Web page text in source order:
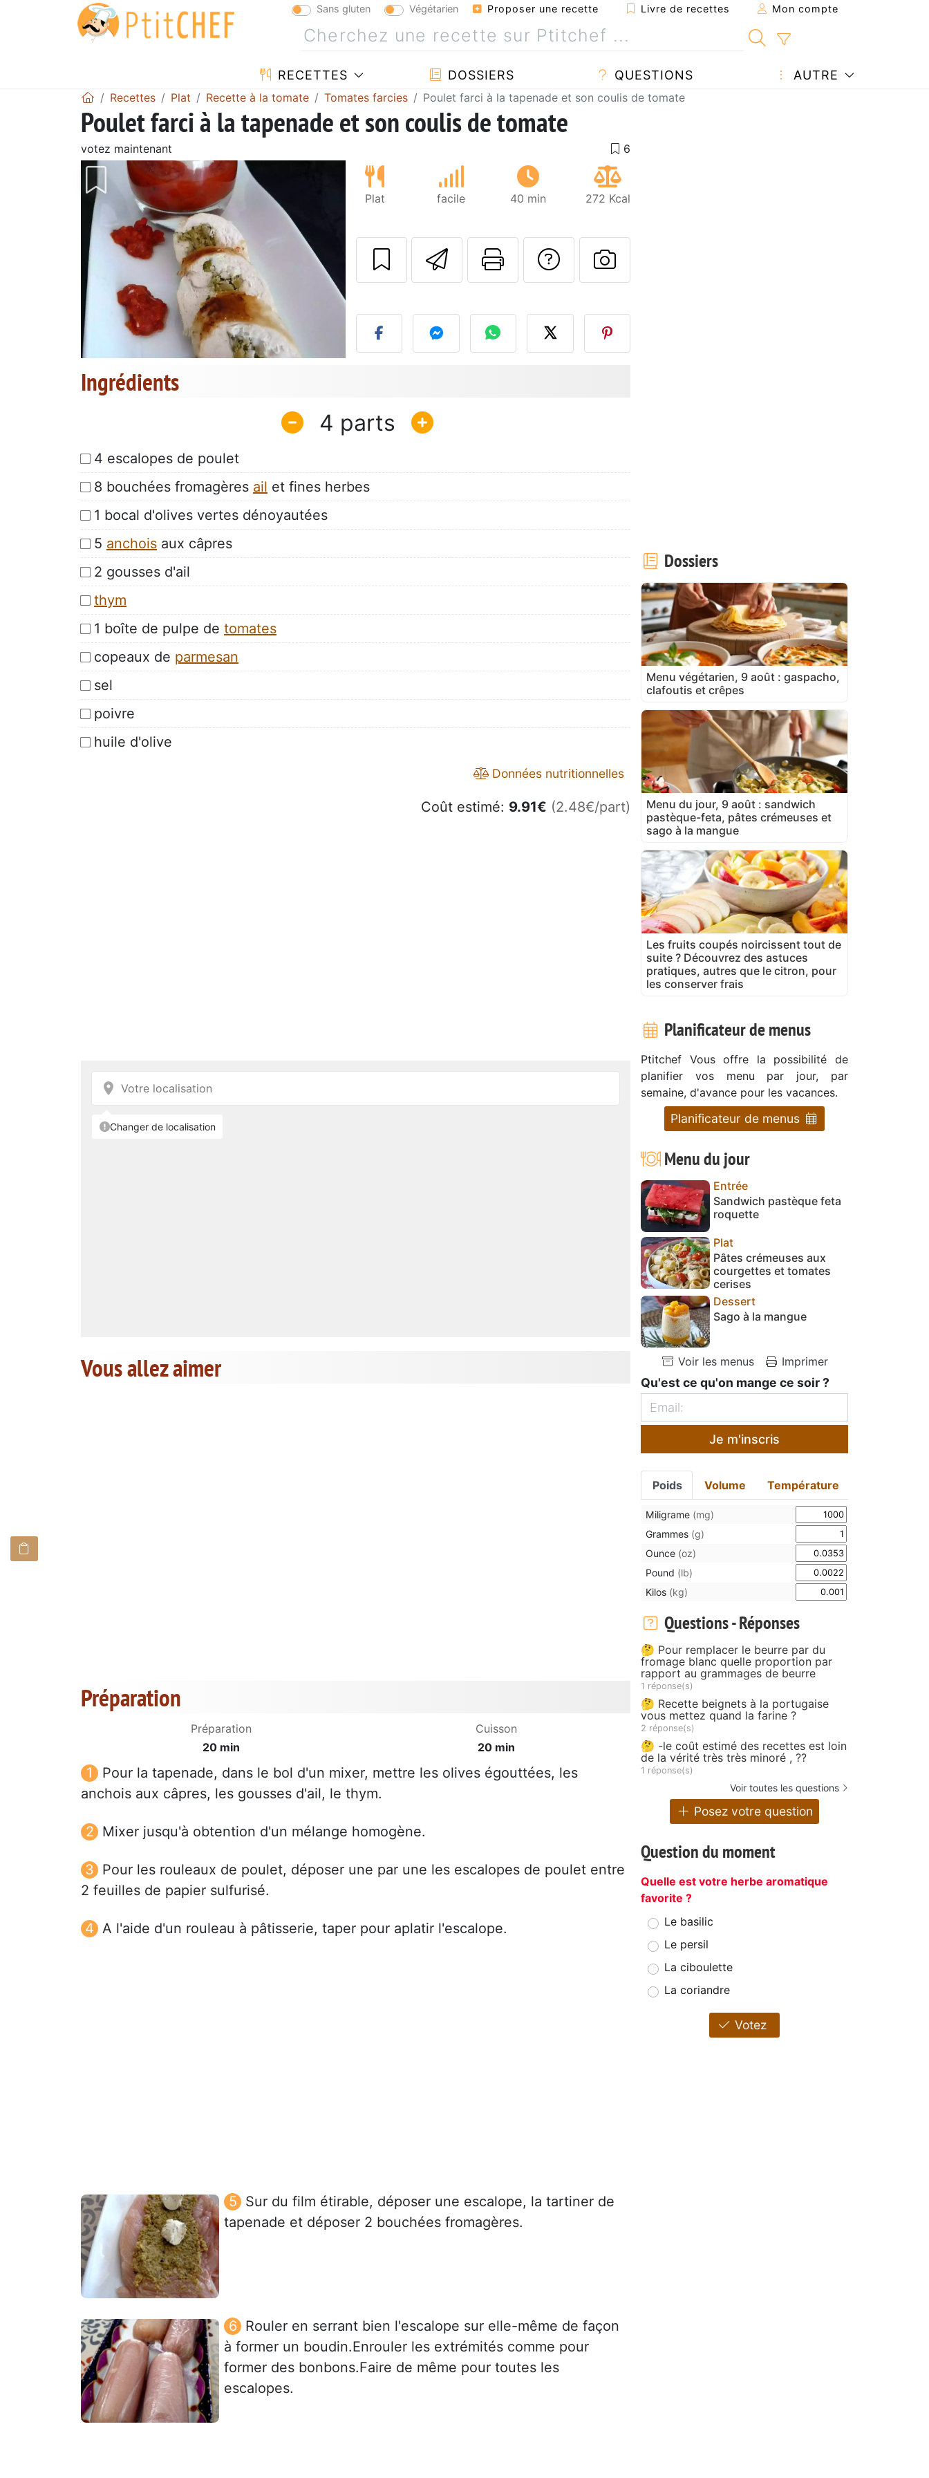
Sans gluten Végétarien Proposer une recette Livre de recettes Mon compte
RECETTES DOSSIERS QUESTIONS AUTRE
Recettes Plat Recette à la tomate Tomates farcies Poulet farci à la tapenade et son coulis de tomate
Poulet farci à la tapenade et son coulis de tomate
votez maintenant
Plat facile 40 min 272 Kcal
Envoyer cette recette à un ami
Imprimer cette page
Poser une question à l'auteur
Publier votre photo de cette
Ingrédients
4
4 escalopes de poulet
8 bouchées fromagères ail et fines herbes
1 bocal d'olives vertes dénoyautées
5 anchois aux câpres
2 gousses d'ail
thym
1 boîte de pulpe de tomates
copeaux de parmesan
sel
poivre
huile d'olive
Données nutritionnelles
Coût estimé: 9.91€ (2.48€/part)
Vous allez aimer
Préparation
Préparation
20 min
Cuisson
20 min
Pour la tapenade, dans le bol d'un mixer, mettre les olives égouttées, les
anchois aux câpres, les gousses d'ail, le thym.
Mixer jusqu'à obtention d'un mélange homogène.
Pour les rouleaux de poulet, déposer une par une les escalopes de poulet entre
2 feuilles de papier sulfurisé.
A l'aide d'un rouleau à pâtisserie, taper pour aplatir l'escalope.
Sur du film étirable, déposer une escalope, la tartiner de
tapenade et déposer 2 bouchées fromagères.
Rouler en serrant bien l'escalope sur elle-même de façon
à former un boudin.Enrouler les extrémités comme pour
former des bonbons.Faire de même pour toutes les
escalopes.
Dossiers
Menu végétarien, 9 août : gaspacho,
clafoutis et crêpes
Menu du jour, 9 août : sandwich
pastèque-feta, pâtes crémeuses et
sago à la mangue
Les fruits coupés noircissent tout de
suite ? Découvrez des astuces
pratiques, autres que le citron, pour
les conserver frais
Planificateur de menus
Ptitchef Vous offre la possibilité de
planifier vos menu par jour, par
semaine, d'avance pour les vacances.
Planificateur de menus
Menu du jour
Entrée
Sandwich pastèque feta
roquette
Plat
Pâtes crémeuses aux
courgettes et tomates
cerises
Dessert
Sago à la mangue
Voir les menus Imprimer
Qu'est ce qu'on mange ce soir ?
Je m'inscris
Poids Volume Température
Miligrame (mg)
Grammes (g)
Ounce (oz)
Pound (lb)
Kilos (kg)
Questions - Réponses
🤔 Pour remplacer le beurre par du
fromage blanc quelle proportion par
rapport au grammages de beurre
1 réponse(s)
🤔 Recette beignets à la portugaise
vous mettez quand la farine ?
2 réponse(s)
🤔 -le coût estimé des recettes est loin
de la vérité très très minoré , ??
1 réponse(s)
Voir toutes les questions
Posez votre question
Question du moment
Quelle est votre herbe aromatique
favorite ?
Le basilic
Le persil
La ciboulette
La coriandre
Votez